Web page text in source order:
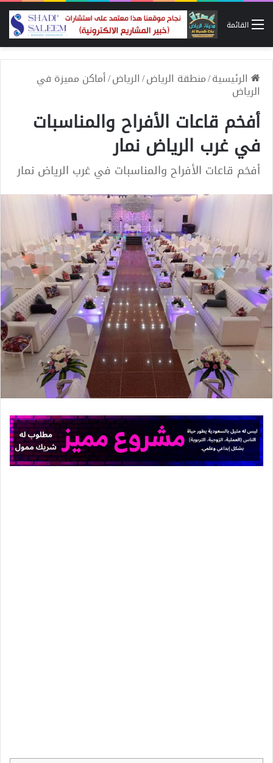
القائمة
الرئيسية/منطقة الرياض/الرياض/أماكن مميزة في
الرياض
أفخم قاعات الأفراح والمناسبات
في غرب الرياض نمار
أفخم قاعات الأفراح والمناسبات في غرب الرياض نمار